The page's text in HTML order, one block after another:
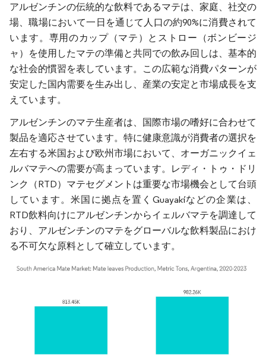
アルゼンチンの伝統的な飲料であるマテは、家庭、社交の
場、職場において一日を通じて人口の約90%に消費されて
います。専用のカップ（マテ）とストロー（ボンビージ
ャ）を使用したマテの準備と共同での飲み回しは、基本的
な社会的慣習を表しています。この広範な消費パターンが
安定した国内需要を生み出し、産業の安定と市場成長を支
えています。
アルゼンチンのマテ生産者は、国際市場の嗜好に合わせて
製品を適応させています。特に健康意識が消費者の選択を
左右する米国および欧州市場において、オーガニックイェ
ルバマテへの需要が高まっています。レディ・トゥ・ドリ
ンク（RTD）マテセグメントは重要な市場機会として台頭
しています。米国に拠点を置くGuayakíなどの企業は、
RTD飲料向けにアルゼンチンからイェルバマテを調達して
おり、アルゼンチンのマテをグローバルな飲料製品におけ
る不可欠な原料として確立しています。